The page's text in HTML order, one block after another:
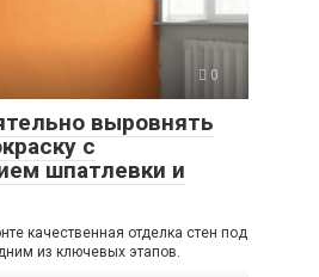
0
выровнять
с
шпатлевки и
качественная отделка стен под
из ключевых этапов.